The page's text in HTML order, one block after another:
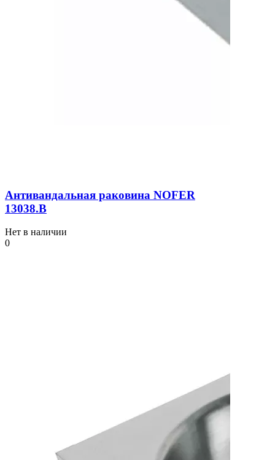
Антивандальная раковина NOFER
13038.В
Нет в наличии
0